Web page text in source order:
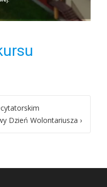
Dzień Wolontariusza ›